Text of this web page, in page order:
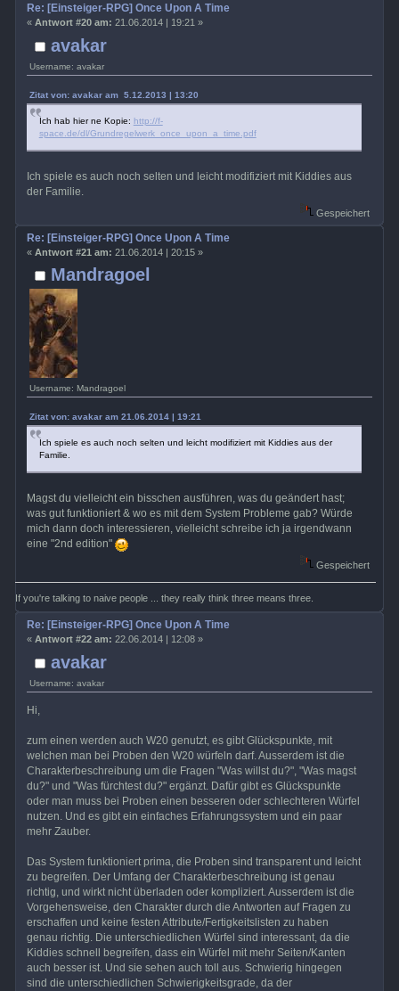
avakar
Username: avakar
Re: [Einsteiger-RPG] Once Upon A Time
« Antwort #20 am: 21.06.2014 | 19:21 »
Zitat von: avakar am 5.12.2013 | 13:20
Ich hab hier ne Kopie: http://f-
space.de/dl/Grundregelwerk_once_upon_a_time.pdf
Ich spiele es auch noch selten und leicht modifiziert mit Kiddies aus
der Familie.
Gespeichert
Mandragoel
Username: Mandragoel
Re: [Einsteiger-RPG] Once Upon A Time
« Antwort #21 am: 21.06.2014 | 20:15 »
Zitat von: avakar am 21.06.2014 | 19:21
Ich spiele es auch noch selten und leicht modifiziert mit Kiddies aus der
Familie.
Magst du vielleicht ein bisschen ausführen, was du geändert hast;
was gut funktioniert & wo es mit dem System Probleme gab? Würde
mich dann doch interessieren, vielleicht schreibe ich ja irgendwann
eine "2nd edition"
Gespeichert
If you're talking to naive people ... they really think three means three.
avakar
Username: avakar
Re: [Einsteiger-RPG] Once Upon A Time
« Antwort #22 am: 22.06.2014 | 12:08 »
Hi,
zum einen werden auch W20 genutzt, es gibt Glückspunkte, mit
welchen man bei Proben den W20 würfeln darf. Ausserdem ist die
Charakterbeschreibung um die Fragen "Was willst du?", "Was magst
du?" und "Was fürchtest du?" ergänzt. Dafür gibt es Glückspunkte
oder man muss bei Proben einen besseren oder schlechteren Würfel
nutzen. Und es gibt ein einfaches Erfahrungssystem und ein paar
mehr Zauber.
Das System funktioniert prima, die Proben sind transparent und leicht
zu begreifen. Der Umfang der Charakterbeschreibung ist genau
richtig, und wirkt nicht überladen oder kompliziert. Ausserdem ist die
Vorgehensweise, den Charakter durch die Antworten auf Fragen zu
erschaffen und keine festen Attribute/Fertigkeitslisten zu haben
genau richtig. Die unterschiedlichen Würfel sind interessant, da die
Kiddies schnell begreifen, dass ein Würfel mit mehr Seiten/Kanten
auch besser ist. Und sie sehen auch toll aus. Schwierig hingegen
sind die unterschiedlichen Schwierigkeitsgrade, da der